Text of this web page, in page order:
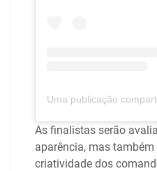
As finalistas serão
aparência, mas
criatividade dos